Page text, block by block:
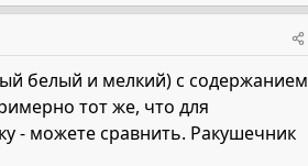
белый и мелкий) с содержанием
тот же, что для
- можете сравнить. Ракушечник